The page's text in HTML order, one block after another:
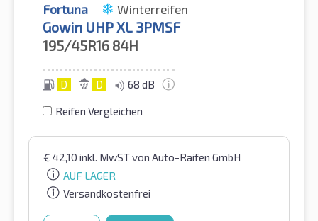
Fortuna Winterreifen
Gowin UHP XL 3PMSF
195/45R16 84H
D D 68 dB
Reifen Vergleichen
€ 42,10 inkl. MwSTvon Auto-Raifen GmbH
AUF LAGER
Versandkostenfrei